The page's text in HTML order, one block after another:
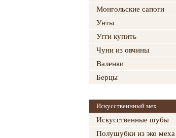
Монгольские сапоги
Унты
Угги купить
Чуни из овчины
Валенки
Берцы
Искусственнный мех
Искусственные шубы
Полушубки из эко меха